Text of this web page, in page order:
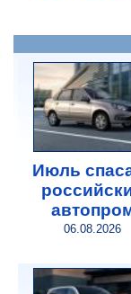
Июль
06.08.2026